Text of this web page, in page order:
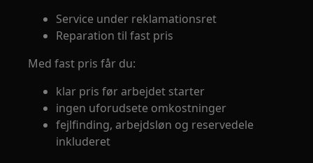
Service under reklamationsret
Reparation til fast pris
Med fast pris får du:
klar pris før arbejdet starter
ingen uforudsete omkostninger
fejlfinding, arbejdsløn og reservedele
inkluderet